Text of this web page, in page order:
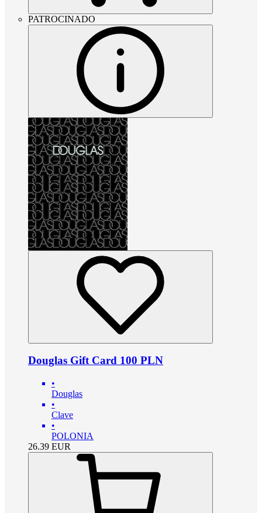
PATROCINADO
Douglas Gift Card 100 PLN
•
Douglas
•
Clave
•
POLONIA
26.39 EUR